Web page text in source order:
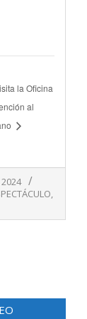
la Oficina
al
2024
,